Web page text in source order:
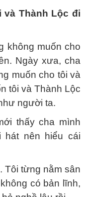
và Thành Lộc đi
không muốn cho
Ngày xưa, cha
muốn cho tôi và
tôi và Thành Lộc
người ta.
thấy cha mình
hát nên hiểu cái
Tôi từng nằm sân
có bản lĩnh,